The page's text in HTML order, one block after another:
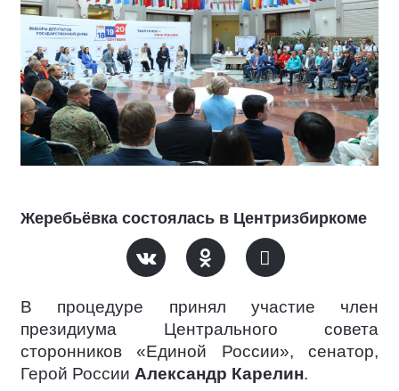
Жеребьёвка состоялась в Центризбиркоме
В процедуре принял участие член
президиума Центрального совета
сторонников «Единой России», сенатор,
Герой России Александр Карелин.